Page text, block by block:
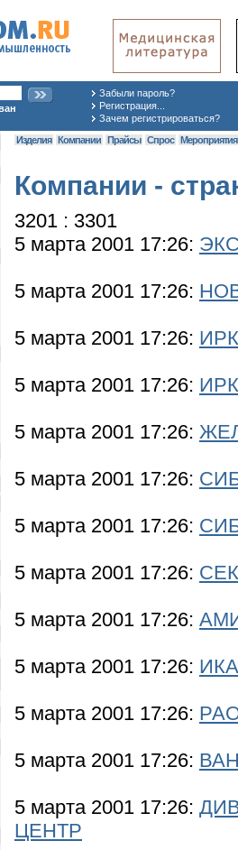
Забыли пароль?
Регистрация...
Зачем регистрироваться?
Изделия Компании Прайсы Спрос Мероприятия
Компании -
3201 : 3301
5 марта 2001 17:26:
5 марта 2001 17:26:
5 марта 2001 17:26:
5 марта 2001 17:26:
5 марта 2001 17:26:
5 марта 2001 17:26:
5 марта 2001 17:26:
5 марта 2001 17:26:
5 марта 2001 17:26:
5 марта 2001 17:26:
5 марта 2001 17:26:
5 марта 2001 17:26:
5 марта 2001 17:26:
ЦЕНТР